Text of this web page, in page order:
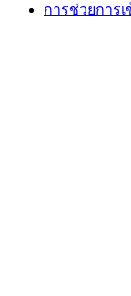
การช่วยการเ